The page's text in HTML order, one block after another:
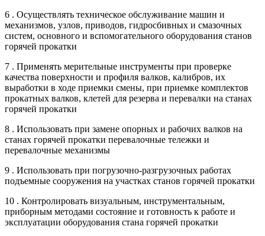
6 . Осуществлять техническое обслуживание машин и
механизмов, узлов, приводов, гидросбивных и смазочных
систем, основного и вспомогательного оборудования станов
горячей прокатки
7 . Применять мерительные инструменты при проверке
качества поверхности и профиля валков, калибров, их
выработки в ходе приемки смены, при приемке комплектов
прокатных валков, клетей для резерва и перевалки на станах
горячей прокатки
8 . Использовать при замене опорных и рабочих валков на
станах горячей прокатки перевалочные тележки и
перевалочные механизмы
9 . Использовать при погрузочно-разгрузочных работах
подъемные сооружения на участках станов горячей прокатки
10 . Контролировать визуальным, инструментальным,
приборным методами состояние и готовность к работе и
эксплуатации оборудования стана горячей прокатки